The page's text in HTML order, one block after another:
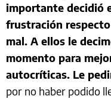
importante decidió
frustración
mal. A ellos le
momento para
autocríticas. Le
por no haber podido